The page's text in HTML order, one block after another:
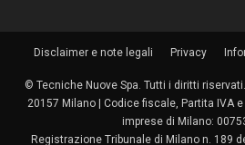
Disclaimer e note legali Privacy
© Tecniche Nuove Spa. Tutti i diritti
20157 Milano | Codice fiscale, Partita IVA
imprese di Milano:
Registrazione Tribunale di Milano n. 189